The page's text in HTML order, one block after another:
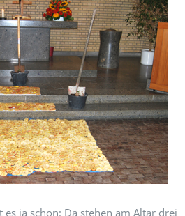
ja schon: Da stehen am Altar drei